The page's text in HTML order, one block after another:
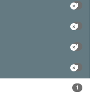
1
1
1
1
1